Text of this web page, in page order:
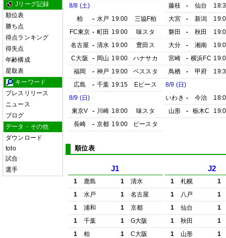
Jリーグ記録
順位表
勝ち点
得点ランキング
得失点
年齢構成
星取表
キーワード
プレスリリース
ニュース
ブログ
データ・その他
ダウンロード
toto
試合
選手
8/8 (土)
柏
- 水戸 19:00
三協F柏
FC東京 - 町田 19:00
味スタ
名古屋 - 清水 19:00
豊田ス
C大阪
- 岡山 19:00
ハナサカ
福岡
- 神戸 19:00
ベススタ
広島
- 千葉 19:15
Eピース
8/9 (日)
東京V
- 川崎 18:00
味スタ
長崎
- 京都 19:00 ピースタ
藤枝
- 仙台
大宮
- 新潟
磐田
- 秋田
大分
- 湘南
宮崎
- 横浜FC
鳥栖
- 甲府
8/9 (日)
いわき - 今治
山形
- 栃木C
順位表
J1
1 鹿島 1
清水
1
水戸 1
名古屋
1
浦和 1
京都
1
千葉 1
G大阪
1
柏 1
C大阪
J2
1 札幌
1
1
八戸
1
1
仙台
1
1
秋田
1
1
山形
1